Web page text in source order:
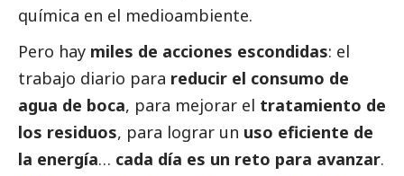
química en el medioambiente.
Pero hay miles de acciones escondidas: el
trabajo diario para reducir el consumo de
agua de boca, para mejorar el tratamiento de
los residuos, para lograr un uso eficiente de
la energía… cada día es un reto para avanzar.